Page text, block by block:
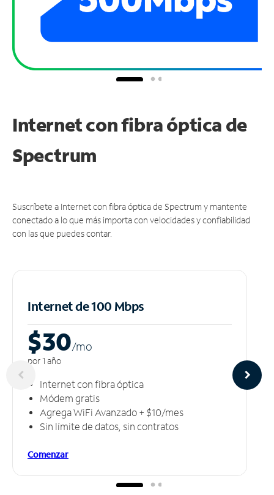
Internet con fibra óptica de
Spectrum
Suscríbete a Internet con fibra óptica de Spectrum y mantente
conectado a lo que más importa con velocidades y confiabilidad
con las que puedes contar.
Internet de 100 Mbps
$30/mo
por 1 año
Internet con fibra óptica
Módem gratis
Agrega WiFi Avanzado + $10/mes
Sin límite de datos, sin contratos
Comenzar